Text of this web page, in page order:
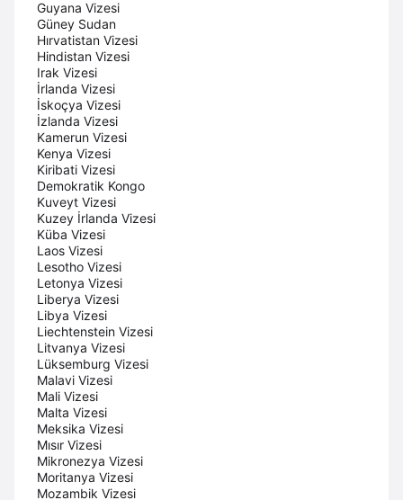
Guyana Vizesi
Güney Sudan
Hırvatistan Vizesi
Hindistan Vizesi
Irak Vizesi
İrlanda Vizesi
İskoçya Vizesi
İzlanda Vizesi
Kamerun Vizesi
Kenya Vizesi
Kiribati Vizesi
Demokratik Kongo
Kuveyt Vizesi
Kuzey İrlanda Vizesi
Küba Vizesi
Laos Vizesi
Lesotho Vizesi
Letonya Vizesi
Liberya Vizesi
Libya Vizesi
Liechtenstein Vizesi
Litvanya Vizesi
Lüksemburg Vizesi
Malavi Vizesi
Mali Vizesi
Malta Vizesi
Meksika Vizesi
Mısır Vizesi
Mikronezya Vizesi
Moritanya Vizesi
Mozambik Vizesi